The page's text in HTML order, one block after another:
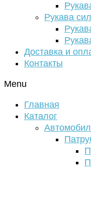
Рукава
Доставка и
Контакты
Menu
Главная
Каталог